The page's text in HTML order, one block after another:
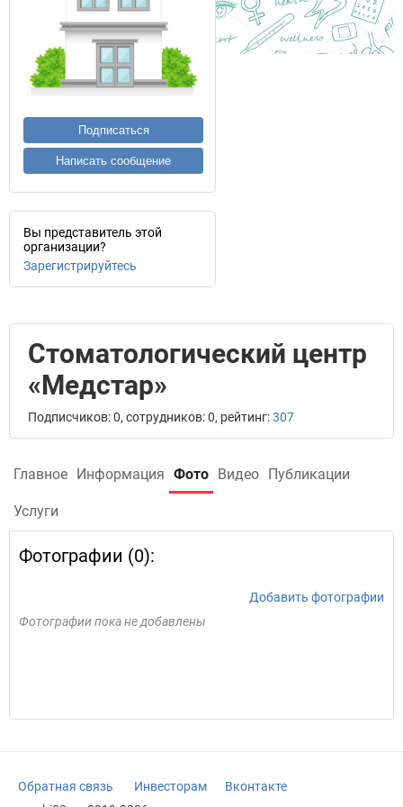
Подписаться
Написать сообщение
Вы представитель этой
организации?
Зарегистрируйтесь
Стоматологический центр
«Медстар»
Подписчиков: 0, сотрудников: 0, рейтинг:307
Главное Информация Фото Видео Публикации
Услуги
Фотографии (0):
Добавить фотографии
Фотографии пока не добавлены
Обратная связь Инвесторам
Вконтакте